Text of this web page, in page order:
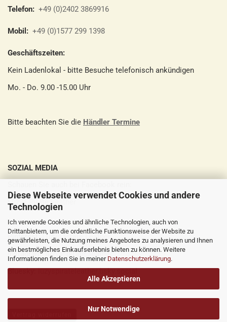
Diese Webseite verwendet Cookies und andere
Technologien
Ich verwende Cookies und ähnliche Technologien, auch von
Drittanbietern, um die ordentliche Funktionsweise der Website zu
gewährleisten, die Nutzung meines Angebotes zu analysieren und Ihnen
ein bestmögliches Einkaufserlebnis bieten zu können. Weitere
Informationen finden Sie in meiner Datenschutzerklärung.
Alle Akzeptieren
Nur Notwendige
Telefon: +49 (0)2402 3869916
Mobil: +49 (0)1577 299 1398
Geschäftszeiten:
Kein Ladenlokal - bitte Besuche telefonisch ankündigen
Mo. - Do. 9.00 -15.00 Uhr
Bitte beachten Sie die Händler Termine
SOZIAL MEDIA
Luzys Pirate Leather
Pinterest:Luzys Pirate Leather
Instagram:luzys_pirate_leather
Bluesky:luzyspirateleather.bsky.social